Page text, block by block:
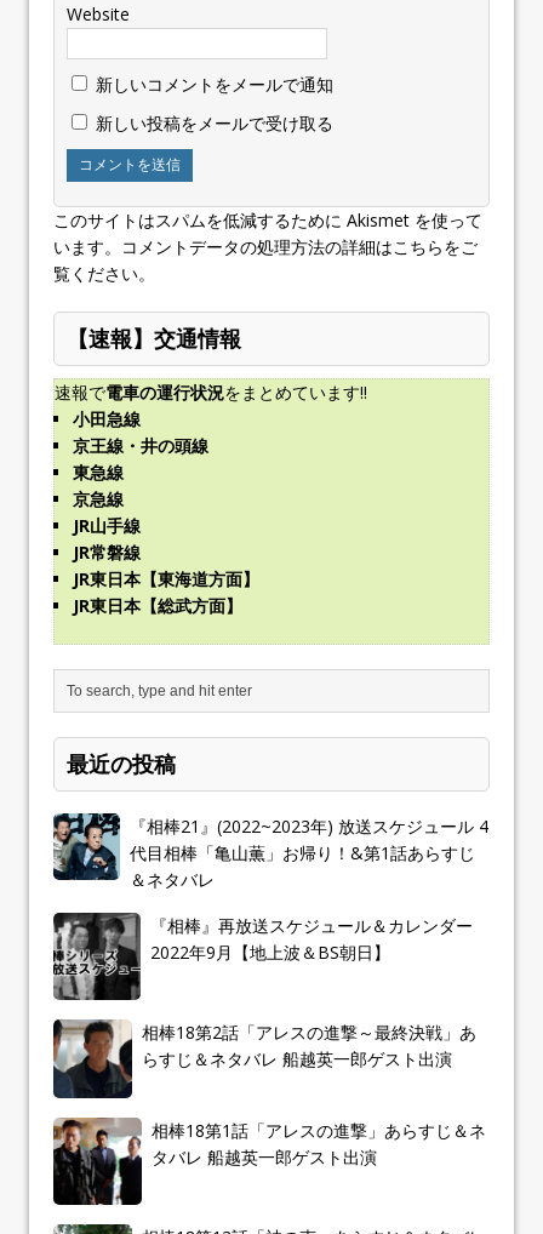
Website
新しいコメントをメールで通知
新しい投稿をメールで受け取る
このサイトはスパムを低減するために Akismet を使って
います。 コメントデータの処理方法の詳細はこちらをご
覧ください。
【速報】交通情報
速報で電車の運行状況をまとめています!!
小田急線
京王線・井の頭線
東急線
京急線
JR山手線
JR常磐線
JR東日本【東海道方面】
JR東日本【総武方面】
最近の投稿
『相棒21』(2022~2023年) 放送スケジュール 4
代目相棒「亀山薫」お帰り！&第1話あらすじ
＆ネタバレ
『相棒』再放送スケジュール＆カレンダー
2022年9月【地上波＆BS朝日】
相棒18第2話「アレスの進撃～最終決戦」あ
らすじ＆ネタバレ 船越英一郎ゲスト出演
相棒18第1話「アレスの進撃」あらすじ＆ネ
タバレ 船越英一郎ゲスト出演